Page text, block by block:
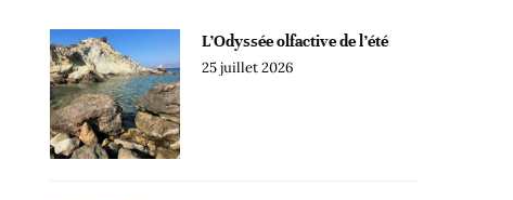
L’Odyssée olfactive de l’été
25 juillet 2026